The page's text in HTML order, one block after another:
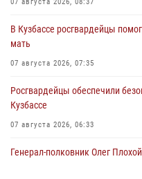
07 августа 2026, 08:37
В Кузбассе росгвардейцы
мать
07 августа 2026, 07:35
Росгвардейцы обеспечили
Кузбассе
07 августа 2026, 06:33
Генерал-полковник Олег